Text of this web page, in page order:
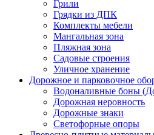
Грили
Грядки из ДПК
Комплекты мебели
Мангальная зона
Пляжная зона
Садовые строения
Уличное хранение
Дорожное и парковочное
Водоналивные боны
Дорожная неровность
Дорожные знаки
Светофорные опоры